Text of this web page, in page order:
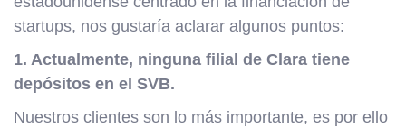
startups, nos gustaría aclarar algunos puntos:
1. Actualmente, ninguna filial de Clara tiene
depósitos en el SVB.
Nuestros clientes son lo más importante, es por ello